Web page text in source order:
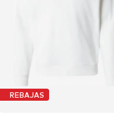
REBAJAS